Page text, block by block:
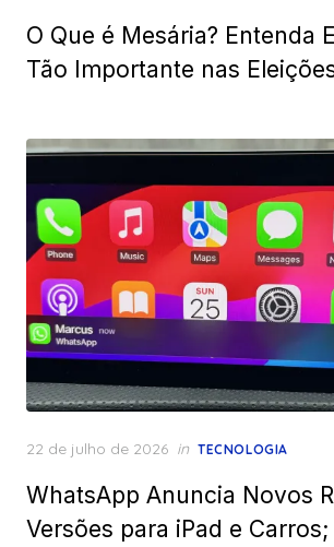
O Que é Mesária? Entenda
Tão Importante nas
Posted
22 de julho de 2026 in TECNOLOGIA
WhatsApp Anuncia Novos
Versões para iPad e Carros;